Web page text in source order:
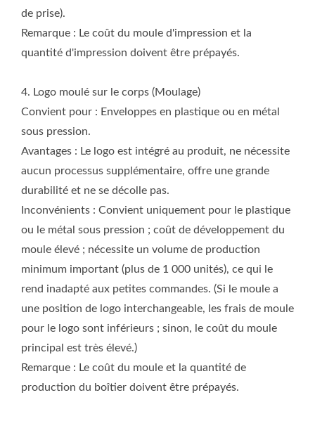
de prise).
Remarque : Le coût du moule d'impression et la
quantité d'impression doivent être prépayés.
4. Logo moulé sur le corps (Moulage)
Convient pour : Enveloppes en plastique ou en métal
sous pression.
Avantages : Le logo est intégré au produit, ne nécessite
aucun processus supplémentaire, offre une grande
durabilité et ne se décolle pas.
Inconvénients : Convient uniquement pour le plastique
ou le métal sous pression ; coût de développement du
moule élevé ; nécessite un volume de production
minimum important (plus de 1 000 unités), ce qui le
rend inadapté aux petites commandes. (Si le moule a
une position de logo interchangeable, les frais de moule
pour le logo sont inférieurs ; sinon, le coût du moule
principal est très élevé.)
Remarque : Le coût du moule et la quantité de
production du boîtier doivent être prépayés.